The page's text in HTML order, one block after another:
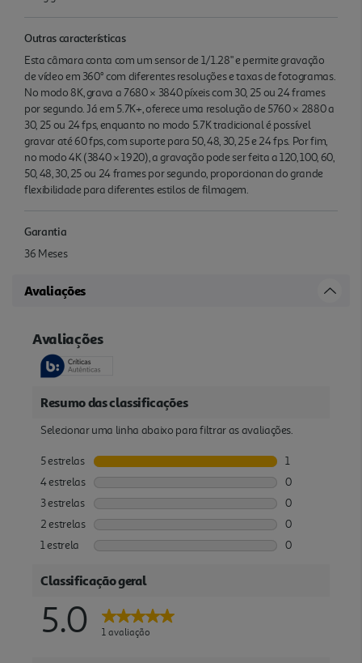
Outras características
Esta câmara conta com um sensor de 1/1.28" e permite gravação
de vídeo em 360° com diferentes resoluções e taxas de fotogramas.
No modo 8K, grava a 7680 × 3840 píxeis com 30, 25 ou 24 frames
por segundo. Já em 5.7K+, oferece uma resolução de 5760 × 2880 a
30, 25 ou 24 fps, enquanto no modo 5.7K tradicional é possível
gravar até 60 fps, com suporte para 50, 48, 30, 25 e 24 fps. Por fim,
no modo 4K (3840 × 1920), a gravação pode ser feita a 120, 100, 60,
50, 48, 30, 25 ou 24 frames por segundo, proporcionan do grande
flexibilidade para diferentes estilos de filmagem.
Garantia
36 Meses
Avaliações